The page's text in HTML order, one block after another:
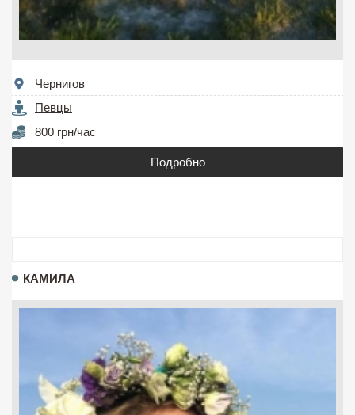
Чернигов
Певцы
800 грн/час
Подробно
КАМИЛА